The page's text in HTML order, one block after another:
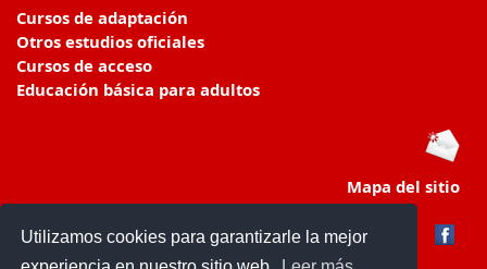
Utilizamos cookies para garantizarle la mejor
Cursos de adaptación
Otros estudios oficiales
Cursos de acceso
Educación básica para adultos
Mapa del sitio